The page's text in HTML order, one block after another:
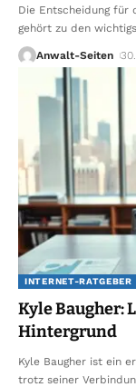
Die Entscheidung für
gehört zu den
Anwalt-Seiten
INTERNET-RATGEBER
Kyle Baugher:
Hintergrund
Kyle Baugher ist ein
trotz seiner